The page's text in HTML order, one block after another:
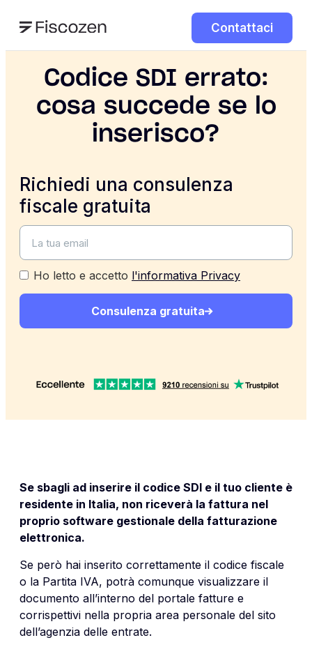
Contattaci
Codice SDI errato:
cosa succede se lo
inserisco?
Richiedi una consulenza
fiscale gratuita
Ho letto e accetto l'informativa Privacy
Consulenza gratuita
Se sbagli ad inserire il codice SDI e il tuo cliente è
residente in Italia, non riceverà la fattura nel
proprio software gestionale della fatturazione
elettronica.
Se però hai inserito correttamente il codice fiscale
o la Partita IVA, potrà comunque visualizzare il
documento all’interno del portale fatture e
corrispettivi nella propria area personale del sito
dell’agenzia delle entrate.